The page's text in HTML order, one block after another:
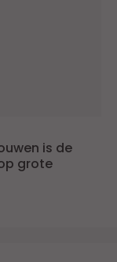
is de
grote